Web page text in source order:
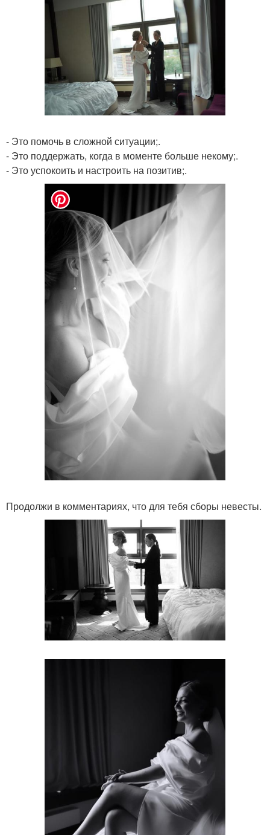
- Это помочь в сложной ситуации;.
- Это поддержать, когда в моменте больше некому;.
- Это успокоить и настроить на позитив;.
Продолжи в комментариях, что для тебя сборы невесты.